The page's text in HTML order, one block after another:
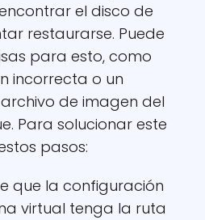
el disco de
restaurarse. Puede
para esto, como
incorrecta o un
de imagen del
Para solucionar este
pasos:
que la configuración
virtual tenga la ruta